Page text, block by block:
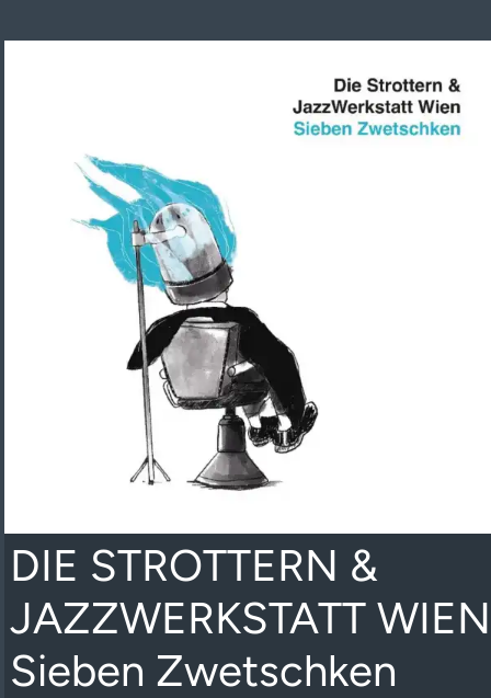
DIE STROTTERN &
JAZZWERKSTATT WIEN
Sieben Zwetschken